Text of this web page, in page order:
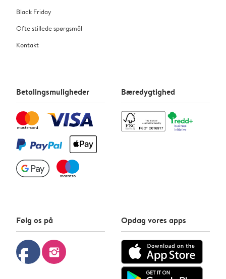
Black Friday
Ofte stillede spørgsmål
Kontakt
Betalingsmuligheder Bæredygtighed
Følg os på
facebook instagram
Opdag vores apps